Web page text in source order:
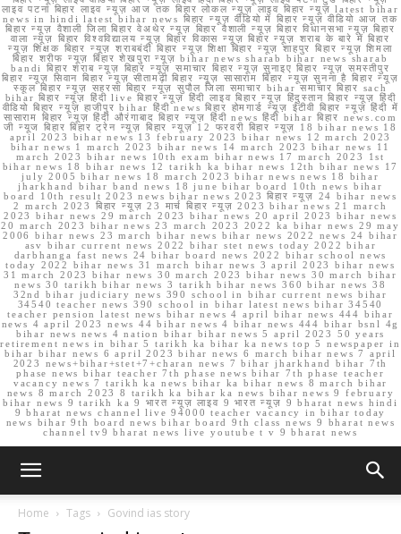
लाइव पटना बिहार लाइव न्यूज़ आज तक बिहार लोकल न्यूज़ लाइव बिहार न्यूज़ latest bihar
news in hindi latest bihar news बिहार न्यूज़ वीडियो में बिहार न्यूज़ वीडियो आज तक
बिहार न्यूज़ वैशाली जिला बिहार वेअथेर न्यूज़ बिहार वैशाली न्यूज़ बिहार विधानसभा न्यूज़ बिहार
वाला न्यूज़ बिहार विश्वविद्यालय न्यूज़ बिहार विकास न्यूज़ बिहार न्यूज़ शराब के बारे में बिहार
न्यूज़ शिक्षक बिहार न्यूज़ शराबबंदी बिहार न्यूज़ शिक्षा बिहार न्यूज़ शाहपुर बिहार न्यूज़ शिमला
बिहार शरीफ न्यूज़ बिहार शेखपुरा न्यूज़ bihar news sharab bihar news sharab
bandi बिहार शराब न्यूज़ बिहार न्यूज़ समाचार बिहार न्यूज़ सुनाइए बिहार न्यूज़ समस्तीपुर
बिहार न्यूज़ सिवान बिहार न्यूज़ सीतामढ़ी बिहार न्यूज़ सासाराम बिहार न्यूज़ सुनना है बिहार न्यूज़
स्कूल बिहार न्यूज़ सहरसा बिहार न्यूज़ सुपौल जिला समाचार bihar समाचार बिहार sach
bihar बिहार न्यूज़ हिंदी live बिहार न्यूज़ हिंदी लाइव बिहार न्यूज़ हिंदुस्तान बिहार न्यूज़ हिंदी
वीडियो बिहार न्यूज़ हाजीपुर bihar हिंदी news बिहार होमगार्ड न्यूज़ ईटीवी बिहार न्यूज़ हिंदी में
सासाराम बिहार न्यूज़ हिंदी औरंगाबाद बिहार न्यूज़ हिंदी news हिंदी bihar बिहार news.com
जी न्यूज बिहार बिहार ट्रेन न्यूज़ बिहार न्यूज़ 12 फरवरी बिहार न्यूज़ 18 bihar news 18
april 2023 bihar news 13 february 2023 bihar news 12 march 2023
bihar news 1 march 2023 bihar news 14 march 2023 bihar news 11
march 2023 bihar news 10th exam bihar news 17 march 2023 1st
bihar news 18 bihar news 12 tarikh ka bihar news 12th bihar news 17
july 2005 bihar news 18 march 2023 bihar news news 18 bihar
jharkhand bihar band news 18 june bihar board 10th news bihar
board 10th result 2023 news bihar news 2023 बिहार न्यूज़ 24 bihar news
2 march 2023 बिहार न्यूज़ 23 मार्च बिहार न्यूज़ 2023 bihar news 21 march
2023 bihar news 29 march 2023 bihar news 20 april 2023 bihar news
20 march 2023 bihar news 23 march 2023 2022 ka bihar news 29 may
2006 bihar news 23 march bihar news bihar news 2022 news 24 bihar
asv bihar current news 2022 bihar stet news today 2022 bihar
darbhanga fast news 24 bihar board news 2022 bihar school news
today 2022 bihar news 31 march bihar news 3 april 2023 bihar news
31 march 2023 bihar news 30 march 2023 bihar news 30 march bihar
news 30 tarikh bihar news 3 tarikh bihar news 360 bihar news 38
32nd bihar judiciary news 390 school in bihar current news bihar
34540 teacher news 390 school in bihar latest news bihar 34540
teacher pension latest news bihar news 4 april bihar news 444 bihar
news 4 april 2023 news 44 bihar news 4 bihar news 444 bihar bsnl 4g
bihar news news 4 nation bihar bihar news 5 april 2023 50 years
retirement news in bihar 5 tarikh ka bihar ka news top 5 newspaper in
bihar bihar news 6 april 2023 bihar news 6 march bihar news 7 april
2023 news+bihar+stet+7+charan news 7 bihar jharkhand bihar 7th
phase news bihar teacher 7th phase news bihar 7th phase teacher
vacancy news 7 tarikh ka news bihar ka bihar news 8 march bihar
news 8 march 2023 8 tarikh ka bihar ka news bihar news 9 february
bihar news 9 tarikh ka 9 भारत न्यूज़ लाइव 9 भारत न्यूज़ 9 bharat news hindi
9 bharat news channel live 94000 teacher vacancy in bihar today
news bihar 9th board news bihar board 9th class news 9 bharat news
channel tv9 bharat news live youtube t v 9 bharat news
Home Tags Govind ias story